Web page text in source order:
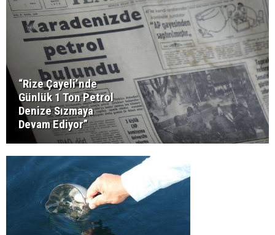
“Rize Çayeli’nde
Günlük 1 Ton Petrol
Denize Sızmaya
Devam Ediyor”